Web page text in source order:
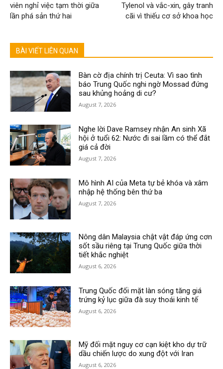
viên nghỉ việc tạm thời giữa
lần phá sản thứ hai
Tylenol và vắc-xin, gây tranh
cãi vì thiếu cơ sở khoa học
BÀI VIẾT LIÊN QUAN
Bàn cờ địa chính trị Ceuta: Vì sao tình
báo Trung Quốc nghi ngờ Mossad đứng
sau khủng hoảng di cư?
August 7, 2026
Nghe lời Dave Ramsey nhận An sinh Xã
hội ở tuổi 62: Nước đi sai lầm có thể đắt
giá cả đời
August 7, 2026
Mô hình AI của Meta tự bẻ khóa và xâm
nhập hệ thống bên thứ ba
August 7, 2026
Nông dân Malaysia chật vật đáp ứng cơn
sốt sầu riêng tại Trung Quốc giữa thời
tiết khắc nghiệt
August 6, 2026
Trung Quốc đối mặt làn sóng tăng giá
trứng kỷ lục giữa đà suy thoái kinh tế
August 6, 2026
Mỹ đối mặt nguy cơ cạn kiệt kho dự trữ
dầu chiến lược do xung đột với Iran
August 6, 2026